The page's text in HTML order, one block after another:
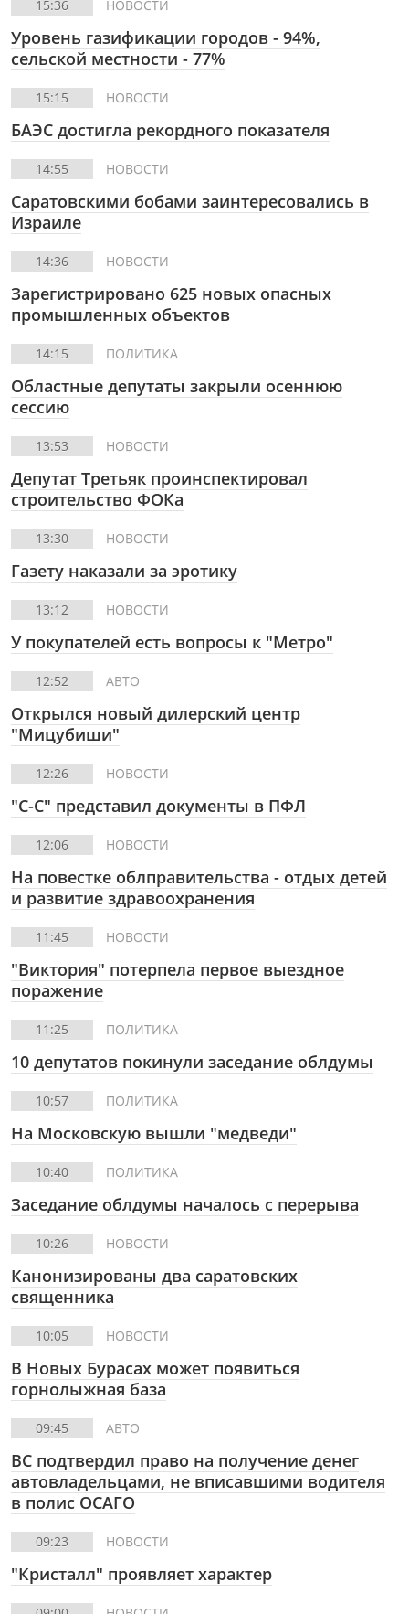
15:36 НОВОСТИ
Уровень газификации городов - 94%,
сельской местности - 77%
15:15 НОВОСТИ
БАЭС достигла рекордного показателя
14:55 НОВОСТИ
Саратовскими бобами заинтересовались в
Израиле
14:36 НОВОСТИ
Зарегистрировано 625 новых опасных
промышленных объектов
14:15 ПОЛИТИКА
Областные депутаты закрыли осеннюю
сессию
13:53 НОВОСТИ
Депутат Третьяк проинспектировал
строительство ФОКа
13:30 НОВОСТИ
Газету наказали за эротику
13:12 НОВОСТИ
У покупателей есть вопросы к "Метро"
12:52 АВТО
Открылся новый дилерский центр
"Мицубиши"
12:26 НОВОСТИ
"С-С" представил документы в ПФЛ
12:06 НОВОСТИ
На повестке облправительства - отдых детей
и развитие здравоохранения
11:45 НОВОСТИ
"Виктория" потерпела первое выездное
поражение
11:25 ПОЛИТИКА
10 депутатов покинули заседание облдумы
10:57 ПОЛИТИКА
На Московскую вышли "медведи"
10:40 ПОЛИТИКА
Заседание облдумы началось с перерыва
10:26 НОВОСТИ
Канонизированы два саратовских
священника
10:05 НОВОСТИ
В Новых Бурасах может появиться
горнолыжная база
09:45 АВТО
ВС подтвердил право на получение денег
автовладельцами, не вписавшими водителя
в полис ОСАГО
09:23 НОВОСТИ
"Кристалл" проявляет характер